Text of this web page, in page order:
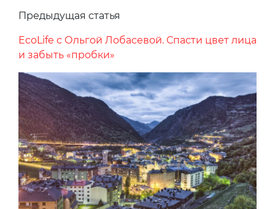
Предыдущая статья
EcoLife с Ольгой Лобасевой. Спасти цвет лица
и забыть «пробки»